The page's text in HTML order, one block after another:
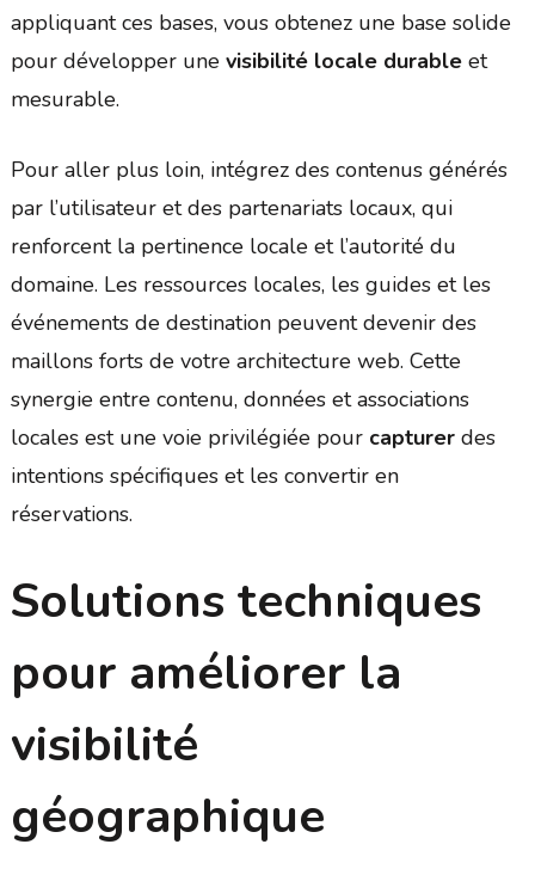
appliquant ces bases, vous obtenez une base solide
pour développer une visibilité locale durableet
mesurable.
Pour aller plus loin, intégrez des contenus générés
par l’utilisateur et des partenariats locaux, qui
renforcent la pertinence locale et l’autorité du
domaine. Les ressources locales, les guides et les
événements de destination peuvent devenir des
maillons forts de votre architecture web. Cette
synergie entre contenu, données et associations
locales est une voie privilégiée pour capturerdes
intentions spécifiques et les convertir en
réservations.
Solutions techniques
pour améliorer la
visibilité
géographique